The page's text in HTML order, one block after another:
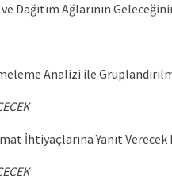
Dağıtım Ağlarının
Analizi ile
İhtiyaçlarına Yanıt